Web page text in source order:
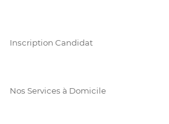
Inscription Candidat
Nos Services à Domicile